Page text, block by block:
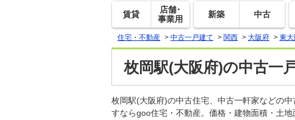
賃貸
店舗･
事業用
新築 中古
住宅・不動産 > 中古一戸建て > 関西 > 大阪府 > 東
枚岡駅(大阪府)の中古一
枚岡駅(大阪府)の中古住宅、中古一軒家などの
すならgoo住宅・不動産。価格・建物面積・土